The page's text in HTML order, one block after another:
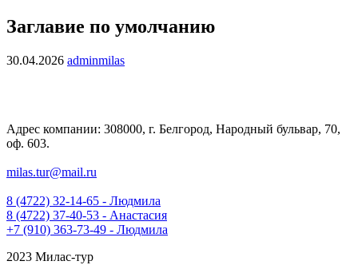
Заглавие по умолчанию
30.04.2026 adminmilas
Адрес компании: 308000, г. Белгород, Народный бульвар, 70,
оф. 603.
milas.tur@mail.ru
8 (4722) 32-14-65 - Людмила
8 (4722) 37-40-53 - Анастасия
+7 (910) 363-73-49 - Людмила
2023 Милас-тур